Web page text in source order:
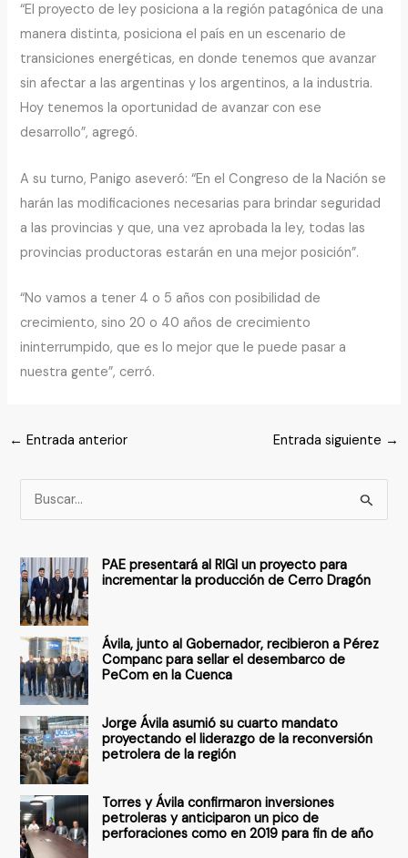
“El proyecto de ley posiciona a la región patagónica de una
manera distinta, posiciona el país en un escenario de
transiciones energéticas, en donde tenemos que avanzar
sin afectar a las argentinas y los argentinos, a la industria.
Hoy tenemos la oportunidad de avanzar con ese
desarrollo”, agregó.
A su turno, Panigo aseveró: “En el Congreso de la Nación se
harán las modificaciones necesarias para brindar seguridad
a las provincias y que, una vez aprobada la ley, todas las
provincias productoras estarán en una mejor posición”.
“No vamos a tener 4 o 5 años con posibilidad de
crecimiento, sino 20 o 40 años de crecimiento
ininterrumpido, que es lo mejor que le puede pasar a
nuestra gente”, cerró.
← Entrada anterior Entrada siguiente →
u
c
a
r
o
r
:
PAE presentará al RIGI un proyecto para
incrementar la producción de Cerro Dragón
Ávila, junto al Gobernador, recibieron a Pérez
Companc para sellar el desembarco de
PeCom en la Cuenca
Jorge Ávila asumió su cuarto mandato
proyectando el liderazgo de la reconversión
petrolera de la región
Torres y Ávila confirmaron inversiones
petroleras y anticiparon un pico de
perforaciones como en 2019 para fin de año